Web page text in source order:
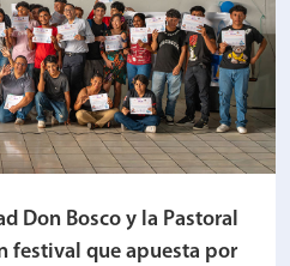
Don Bosco y la Pastoral
festival que apuesta por